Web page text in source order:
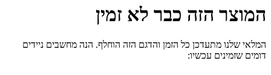
המוצר הזה כבר לא זמין
המלאי שלנו מתעדכן כל הזמן והדגם הזה הוחלף. הנה מחשבים ניידים
דומים שזמינים עכשיו: